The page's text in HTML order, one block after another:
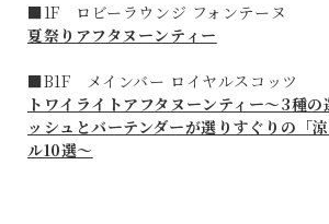
■1F ロビーラウンジ フォンテーヌ
夏祭りアフタヌーンティー
■B1F メインバー ロイヤルスコッツ
トワイライトアフタヌーンティー～3種の
ッシュとバーテンダーが選りすぐりの「
ル10選～